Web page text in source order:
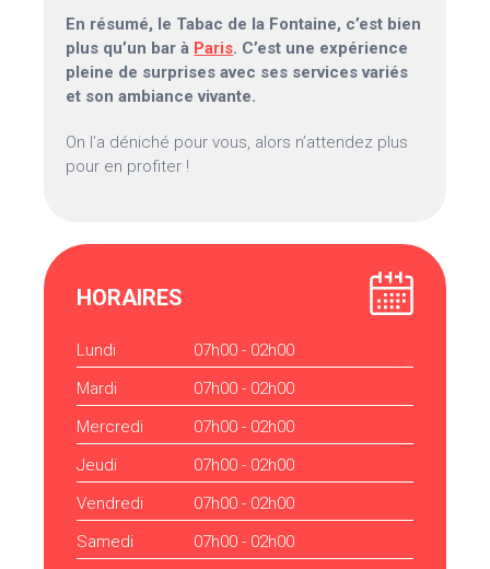
En résumé, le Tabac de la Fontaine, c’est bien
plus qu’un bar à Paris. C’est une expérience
pleine de surprises avec ses services variés
et son ambiance vivante.
On l’a déniché pour vous, alors n’attendez plus
pour en profiter !
HORAIRES
Lundi
07h00 - 02h00
Mardi
07h00 - 02h00
Mercredi
07h00 - 02h00
Jeudi
07h00 - 02h00
Vendredi
07h00 - 02h00
Samedi
07h00 - 02h00